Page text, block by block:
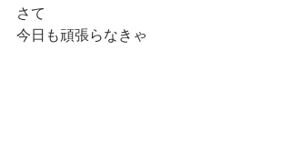
さて
今日も頑張らなきゃ